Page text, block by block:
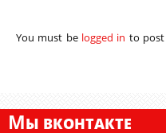
You must be logged in to
МЫ ВКОНТАКТЕ